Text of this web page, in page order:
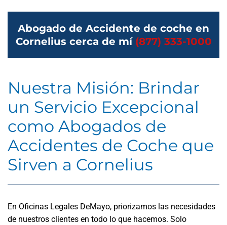
Abogado de Accidente de coche en
Cornelius cerca de mí (877) 333-1000
Nuestra Misión: Brindar
un Servicio Excepcional
como Abogados de
Accidentes de Coche que
Sirven a Cornelius
En Oficinas Legales DeMayo, priorizamos las necesidades
de nuestros clientes en todo lo que hacemos. Solo